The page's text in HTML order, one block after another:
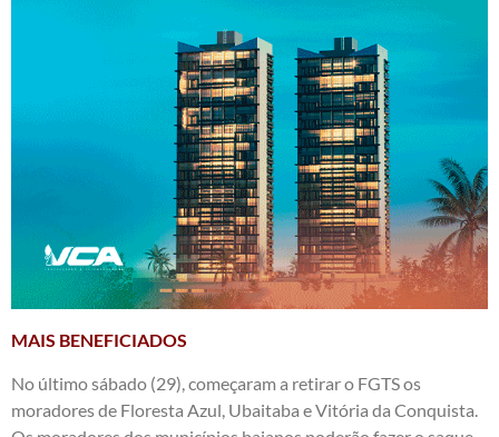
MAIS BENEFICIADOS
No último sábado (29), começaram a retirar o FGTS os
moradores de Floresta Azul, Ubaitaba e Vitória da Conquista.